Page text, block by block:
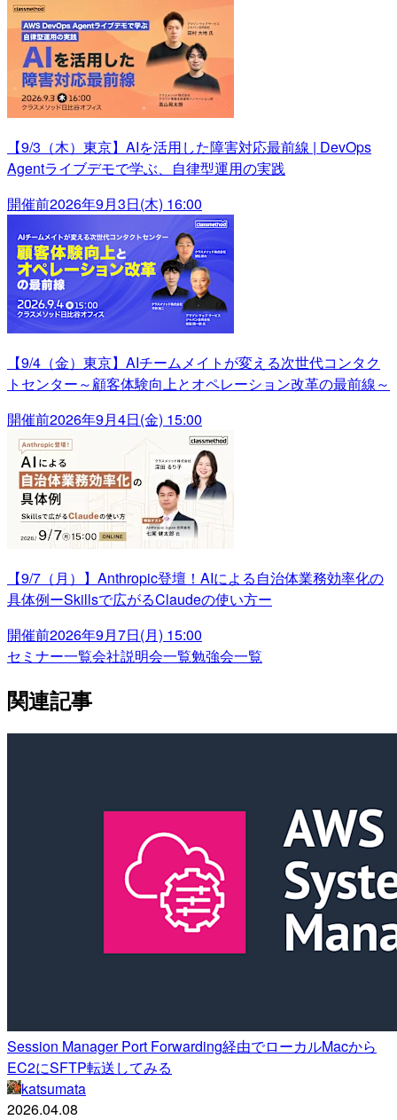
【9/3（木）東京】AIを活用した障害対応最前線 | DevOps
Agentライブデモで学ぶ、自律型運用の実践
開催前2026年9月3日(木) 16:00
【9/4（金）東京】AIチームメイトが変える次世代コンタク
トセンター～顧客体験向上とオペレーション改革の最前線～
開催前2026年9月4日(金) 15:00
【9/7（月）】Anthropic登壇！AIによる自治体業務効率化の
具体例ーSkillsで広がるClaudeの使い方ー
開催前2026年9月7日(月) 15:00
セミナー一覧会社説明会一覧勉強会一覧
関連記事
Session Manager Port Forwarding経由でローカルMacから
EC2にSFTP転送してみる
katsumata
2026.04.08